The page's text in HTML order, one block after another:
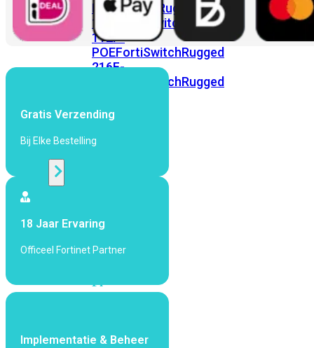
FortiSwitchRugged
108F
FortiSwitchRugged
112F-
POEFortiSwitchRugged
216F-
FortiSwitchRugged
POE
Points
Fi
Fi
Gratis Verzending
Bij Elke Bestelling
18 Jaar Ervaring
Officeel Fortinet Partner
Implementatie & Beheer